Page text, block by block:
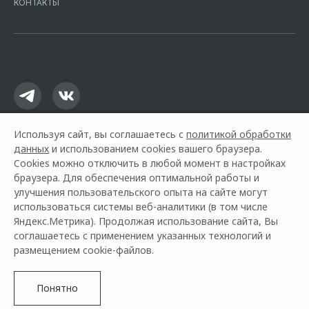
16.01.2015. Предложение ограничено и не является публичной
КОНТАКТЫ
Горячая линия OMODA: +7 (383) 363-22-66
© 2026 Эксперт Авто Нск
Используя сайт, вы соглашаетесь с политикой обработки
данных и использованием cookies вашего браузера.
Cookies можно отключить в любой момент в настройках
браузера. Для обеспечения оптимальной работы и
улучшения пользовательского опыта на сайте могут
использоваться системы веб-аналитики (в том числе
Яндекс.Метрика). Продолжая использование сайта, Вы
соглашаетесь с применением указанных технологий и
размещением cookie-файлов.
Понятно